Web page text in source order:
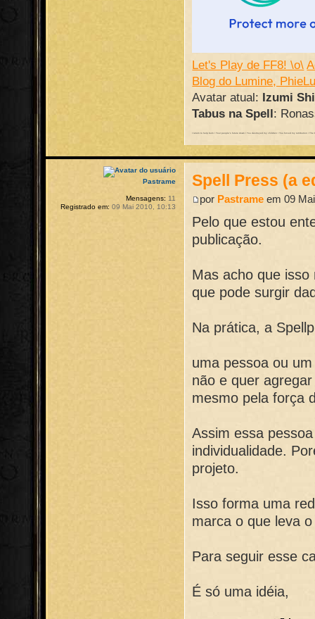
Let's Play de FF8! \o\
Blog do Lumine,
Avatar atual: Izumi
Tabus na Spell :
I return to help burn / Your people's future down / You destroyed my children / You forced my retribution /
Spell Press (a
por Pastrame em 09
Pelo que estou
publicação.
Mas acho que
que pode surgir
Na prática, a
uma pessoa ou
não e quer
mesmo pela força
Assim essa
individualidade.
projeto.
Isso forma uma
marca o que leva
Para seguir esse
É só uma idéia,
Pastrame
Mensagens: 11
Registrado em: 09 Mai 2010, 10:13